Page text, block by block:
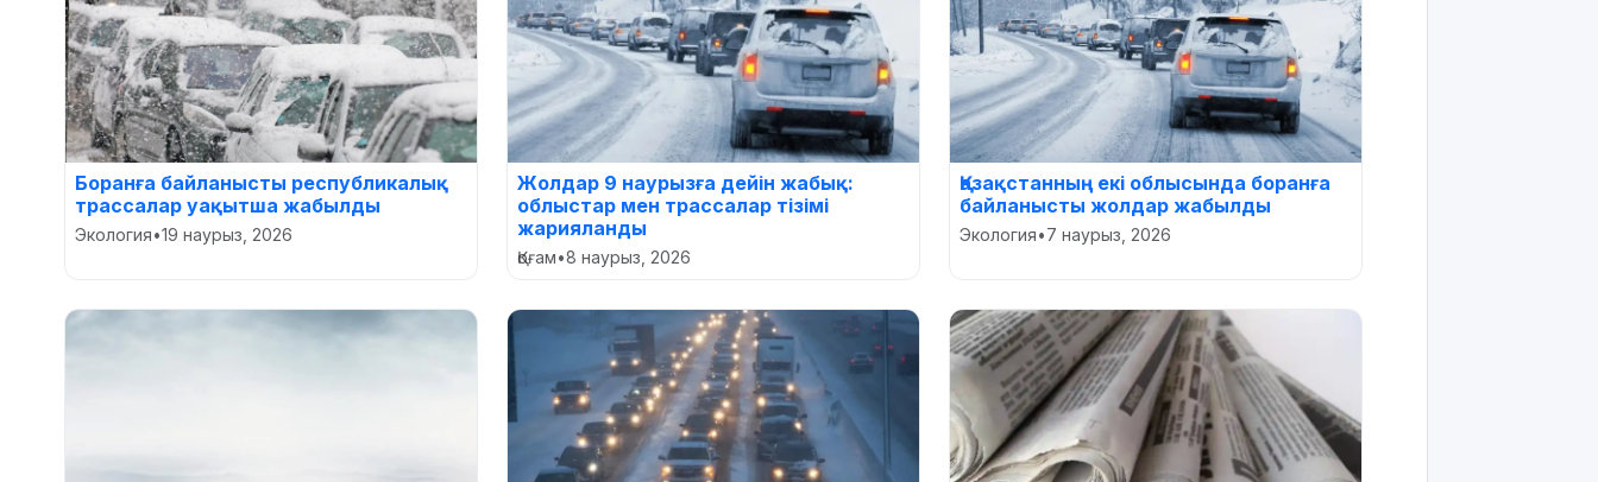
Боранға байланысты республикалық
трассалар уақытша жабылды
Экология•19 наурыз, 2026
Жолдар 9 наурызға дейін жабық:
облыстар мен трассалар тізімі
жарияланды
Қоғам•8 наурыз, 2026
Қазақстанның екі облысында боранға
байланысты жолдар жабылды
Экология•7 наурыз, 2026